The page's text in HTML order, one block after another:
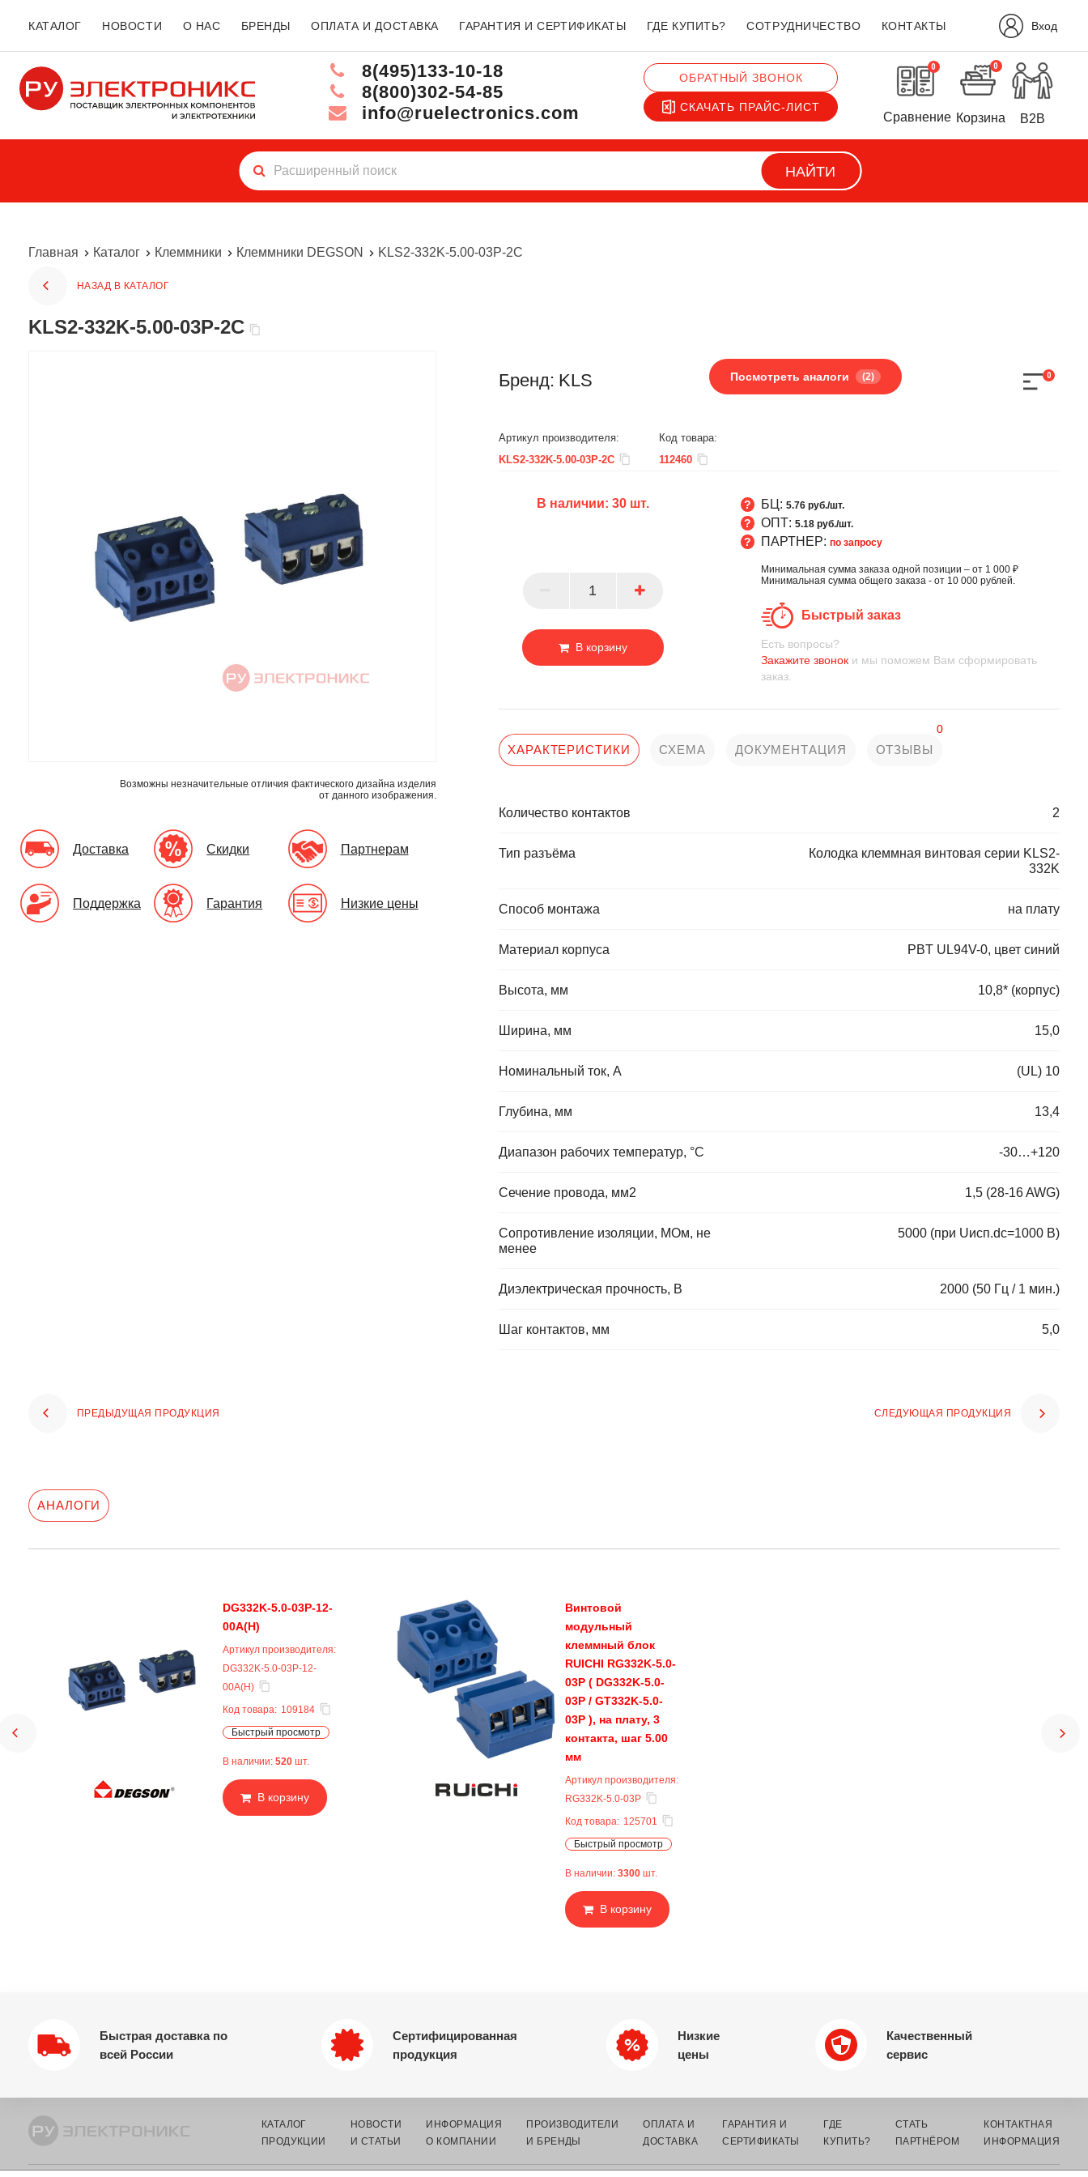
КАТАЛОГ НОВОСТИ О НАС БРЕНДЫ ОПЛАТА И ДОСТАВКА ГАРАНТИЯ И СЕРТИФИКАТЫ ГДЕ КУПИТЬ? СОТРУДНИЧЕСТВО КОНТАКТЫ Вход
8(495)133-10-18
8(800)302-54-85
info@ruelectronics.com
ОБРАТНЫЙ ЗВОНОК
СКАЧАТЬ ПРАЙС-ЛИСТ
0
Сравнение
0
Корзина B2B
НАЙТИ
Главная Каталог Клеммники Клеммники DEGSON KLS2-332K-5.00-03P-2C
НАЗАД В КАТАЛОГ
KLS2-332K-5.00-03P-2C
Возможны незначительные отличия фактического дизайна изделия
от данного изображения.
Доставка Скидки Партнерам
Поддержка Гарантия Низкие цены
Бренд: KLS Посмотреть аналоги (2) 0
Артикул производителя:
KLS2-332K-5.00-03P-2C
Код товара:
112460
В наличии:30 шт.
В корзину
БЦ: 5.76 руб./шт.
ОПТ: 5.18 руб./шт.
ПАРТНЕР: по запросу
Минимальная сумма заказа одной позиции – от 1 000 ₽
Минимальная сумма общего заказа - от 10 000 рублей.
Быстрый заказ
Есть вопросы?
Закажите звоноки мы поможем Вам сформировать
заказ.
ХАРАКТЕРИСТИКИ СХЕМА ДОКУМЕНТАЦИЯ ОТЗЫВЫ
0
Количество контактов 2
Тип разъёма
Колодка клеммная винтовая серии KLS2-
332K
Способ монтажа на плату
Материал корпуса PBT UL94V-0, цвет синий
Высота, мм 10,8* (корпус)
Ширина, мм 15,0
Номинальный ток, А (UL) 10
Глубина, мм 13,4
Диапазон рабочих температур, °C -30…+120
Сечение провода, мм2 1,5 (28-16 AWG)
Сопротивление изоляции, МОм, не
менее
5000 (при Uисп.dc=1000 В)
Диэлектрическая прочность, В 2000 (50 Гц / 1 мин.)
Шаг контактов, мм 5,0
ПРЕДЫДУЩАЯ ПРОДУКЦИЯ СЛЕДУЮЩАЯ ПРОДУКЦИЯ
АНАЛОГИ
DG332K-5.0-03P-12-
00A(H)
Артикул производителя:
DG332K-5.0-03P-12-
00A(H)
Код товара: 109184
Быстрый просмотр
В наличии: 520 шт.
В корзину
Винтовой
модульный
клеммный блок
RUICHI RG332K-5.0-
03P ( DG332K-5.0-
03P / GT332K-5.0-
03P ), на плату, 3
контакта, шаг 5.00
мм
Артикул производителя:
RG332K-5.0-03P
Код товара: 125701
Быстрый просмотр
В наличии: 3300 шт.
В корзину
Быстрая доставка по
всей России
Сертифицированная
продукция
Низкие
цены
Качественный
сервис
КАТАЛОГ
ПРОДУКЦИИ
НОВОСТИ
И СТАТЬИ
ИНФОРМАЦИЯ
О КОМПАНИИ
ПРОИЗВОДИТЕЛИ
И БРЕНДЫ
ОПЛАТА И
ДОСТАВКА
ГАРАНТИЯ И
СЕРТИФИКАТЫ
ГДЕ
КУПИТЬ?
СТАТЬ
ПАРТНЁРОМ
КОНТАКТНАЯ
ИНФОРМАЦИЯ